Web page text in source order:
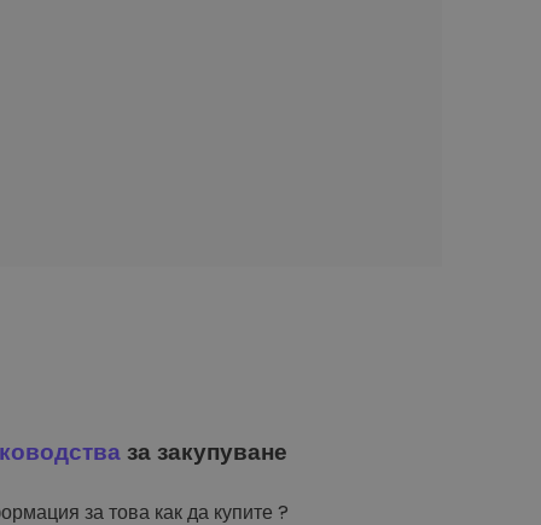
за закупуване
за това как да купите ?